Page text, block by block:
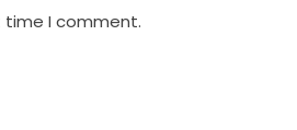
time I comment.